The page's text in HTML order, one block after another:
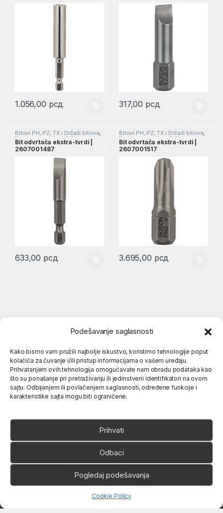
Podešavanje saglasnosti
Kako bismo vam pružili najbolje iskustvo, koristimo tehnologije poput
kolačića za čuvanje i/ili pristup informacijama o vašem uređaju.
Prihvatanjem ovih tehnologija omogućavate nam obradu podataka kao
što su ponašanje pri pretraživanju ili jedinstveni identifikatori na ovom
sajtu. Odbijanjem ili povlačenjem saglasnosti, određene funkcije i
karakteristike sajta mogu biti ograničene.
Prihvati
Odbaci
Pogledaj podešavanja
Cookie Policy
1.056,00 рсд 317,00 рсд
Bitovi PH, PZ, TX i Držači bitova,
Nastavci za odvrtač Nastavci za
odvrtače
Bit odvrtača ekstra-tvrdi |
2607001487
633,00 рсд
Bitovi PH, PZ, TX i Držači bitova,
Nastavci za odvrtač Nastavci za
odvrtače
Bit odvrtača ekstra-tvrdi |
2607001517
3.695,00 рсд
Popularne kategorije
O nama
Ukoliko imate neko pitanje,
slobodno nas pozovite
066 80 81 263